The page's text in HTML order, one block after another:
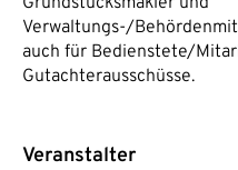
Verwaltungs-/
auch für Bedienstete/
Gutachterausschüsse.
Veranstalter